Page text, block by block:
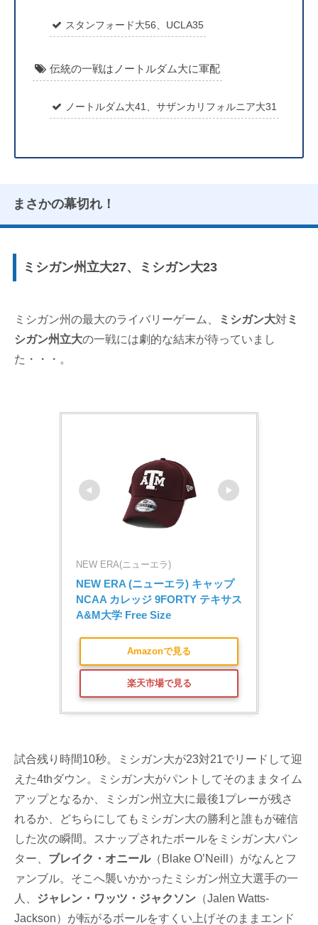
スタンフォード大56、UCLA35
伝統の一戦はノートルダム大に軍配
ノートルダム大41、サザンカリフォルニア大31
まさかの幕切れ！
ミシガン州立大27、ミシガン大23
ミシガン州の最大のライバリーゲーム、 ミシガン大対ミ
シガン州立大の一戦には劇的な結末が待っていまし
た・・・。
NEW ERA(ニューエラ)
NEW ERA (ニューエラ) キャップ
NCAA カレッジ 9FORTY テキサス
A&M大学 Free Size
Amazonで見る
楽天市場で見る
試合残り時間10秒。ミシガン大が23対21でリードして迎
えた4thダウン。ミシガン大がパントしてそのままタイム
アップとなるか、ミシガン州立大に最後1プレーが残さ
れるか、どちらにしてもミシガン大の勝利と誰もが確信
した次の瞬間。スナップされたボールをミシガン大パン
ター、 ブレイク・オニール（Blake O’Neill）がなんとフ
ァンブル。そこへ襲いかかったミシガン州立大選手の一
人、 ジャレン・ワッツ・ジャクソン （Jalen Watts-
Jackson）が転がるボールをすくい上げそのままエンド